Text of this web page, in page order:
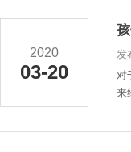
2020
03-20
发
对
来